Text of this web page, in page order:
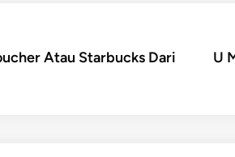
Atau Starbucks Dari
U